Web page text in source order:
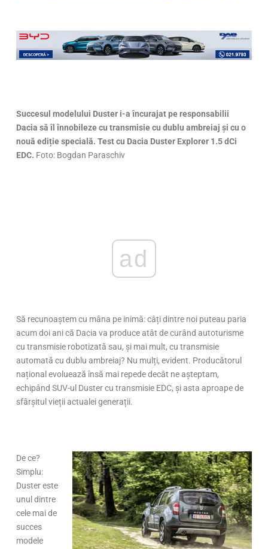
Succesul modelului Duster i-a încurajat pe responsabilii
Dacia să îl înnobileze cu transmisie cu dublu ambreiaj și cu o
nouă ediție specială. Test cu Dacia Duster Explorer 1.5 dCi
EDC. Foto: Bogdan Paraschiv
ad
Să recunoaștem cu mâna pe inimă: câți dintre noi puteau paria
acum doi ani că Dacia va produce atât de curând autoturisme
cu transmisie robotizată sau, și mai mult, cu transmisie
automată cu dublu ambreiaj? Nu mulți, evident. Producătorul
național evoluează însă mai repede decât ne așteptam,
echipând SUV-ul Duster cu transmisie EDC, și asta aproape de
sfârșitul vieții actualei generații.
De ce?
Simplu:
Duster este
unul dintre
cele mai de
succes
modele